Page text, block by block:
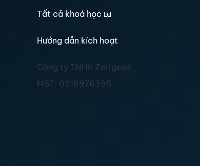
Tất cả khoá học 📖
Hướng dẫn kích hoạt
Công ty TNHH Zeitgeist
MST: 0315976395